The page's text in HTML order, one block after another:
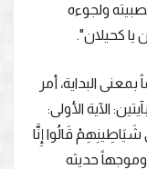
ولجوءه
كحيلان".
البداية، أمر
الآية الأولى:
شَيَاطِينِهِمْ قَالُوا إِنَّا
وموجهاً حديثه